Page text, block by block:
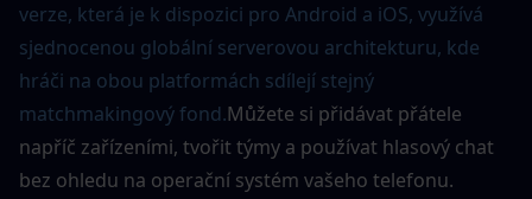
verze, která je k dispozici pro Android a iOS, využívá
sjednocenou globální serverovou architekturu, kde
hráči na obou platformách sdílejí stejný
matchmakingový fond.Můžete si přidávat přátele
napříč zařízeními, tvořit týmy a používat hlasový chat
bez ohledu na operační systém vašeho telefonu.